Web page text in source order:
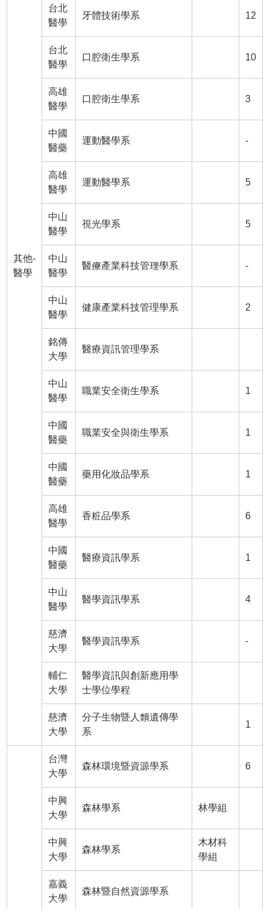
其他-
醫學
台北
醫學
牙體技術學系 12
台北
醫學
口腔衛生學系 10
高雄
醫學
口腔衛生學系 3
中國
醫藥
運動醫學系 -
高雄
醫學
運動醫學系 5
中山
醫學
視光學系 5
中山
醫學
醫療產業科技管理學系 -
中山
醫學
健康產業科技管理學系 2
銘傳
大學
醫療資訊管理學系
中山
醫學
職業安全衛生學系 1
中國
醫藥
職業安全與衛生學系 1
中國
醫藥
藥用化妝品學系 1
高雄
醫學
香粧品學系 6
中國
醫藥
醫療資訊學系 1
中山
醫學
醫學資訊學系 4
慈濟
大學
醫學資訊學系 -
輔仁
大學
醫學資訊與創新應用學
士學位學程
慈濟
大學
分子生物暨人類遺傳學
系
1
台灣
大學
森林環境暨資源學系 6
中興
大學
森林學系 林學組
中興
大學
森林學系
木材科
學組
嘉義
大學
森林暨自然資源學系